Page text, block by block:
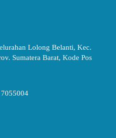
Lolong Belanti, Kec.
Sumatera Barat, Kode Pos